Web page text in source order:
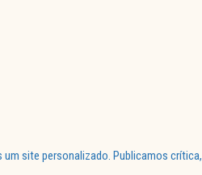
site personalizado. Publicamos crítica,